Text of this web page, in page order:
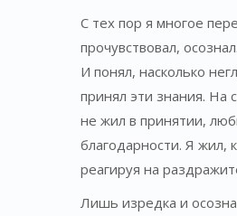
С тех пор я многое
прочувствовал, осознал.
И понял, насколько
принял эти знания. На
не жил в принятии,
благодарности. Я жил,
реагируя на
Лишь изредка и